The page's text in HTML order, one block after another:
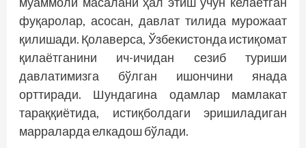
фуқаролар, асосан, давлат тилида мурожаат
қилишади. Қолаверса, Ўзбекистонда истиқомат
қилаётганини ич-ичидан сезиб туриши
давлатимизга бўлган ишончини янада
орттиради. Шундагина одамлар мамлакат
тараққиётида, истиқболдаги эришиладиган
марраларда елкадош бўлади.